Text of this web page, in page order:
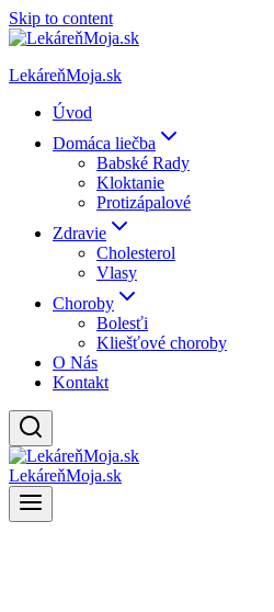
Skip to content
LekáreňMoja.sk
Úvod
Domáca liečba
Babské Rady
Kloktanie
Protizápalové
Zdravie
Cholesterol
Vlasy
Choroby
Bolesťi
Kliešťové choroby
O Nás
Kontakt
LekáreňMoja.sk